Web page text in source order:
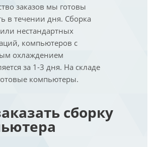
заказов мы готовы
в течении дня. Сборка
нестандартных
компьютеров с
охлаждением
за 1-3 дня. На складе
компьютеры.
сборку